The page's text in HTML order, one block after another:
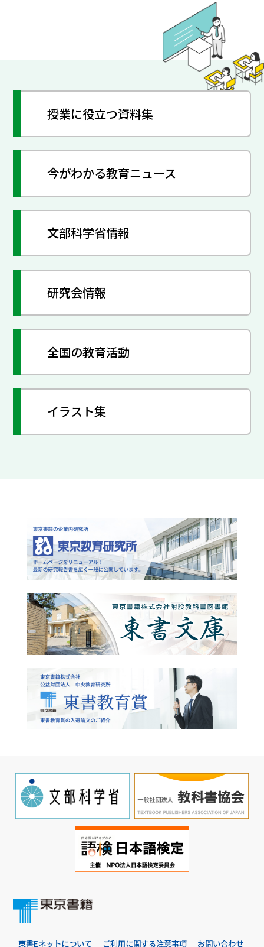
授業に役立つ資料集
今がわかる教育ニュース
文部科学省情報
研究会情報
全国の教育活動
イラスト集
東書Eネットについて ご利用に関する注意事項 お問い合わせ